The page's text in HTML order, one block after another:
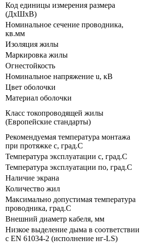
Код единицы измерения размера
(ДхШхВ)
Номинальное сечение проводника,
кв.мм
Изоляция жилы
Маркировка жилы
Огнестойкость
Номинальное напряжение u, кВ
Цвет оболочки
Материал оболочки
Класс токопроводящей жилы
(Европейские стандарты)
Рекомендуемая температура монтажа
при протяжке с, град.C
Температура эксплуатации с, град.C
Температура эксплуатации по, град.C
Наличие экрана
Количество жил
Максимально допустимая температура
проводника, град.C
Внешний диаметр кабеля, мм
Низкое выделение дыма в соответствии
с EN 61034-2 (исполнение нг-LS)